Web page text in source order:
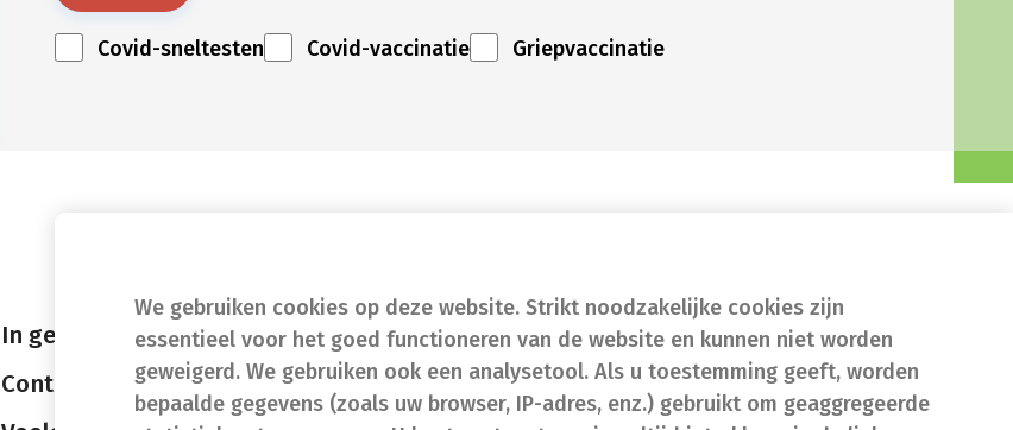
We gebruiken cookies op deze website. Strikt noodzakelijke cookies zijn
essentieel voor het goed functioneren van de website en kunnen niet worden
geweigerd. We gebruiken ook een analysetool. Als u toestemming geeft, worden
bepaalde gegevens (zoals uw browser, IP-adres, enz.) gebruikt om geaggregeerde
Covid-sneltesten Covid-vaccinatie Griepvaccinatie
In geval van nood
Contact